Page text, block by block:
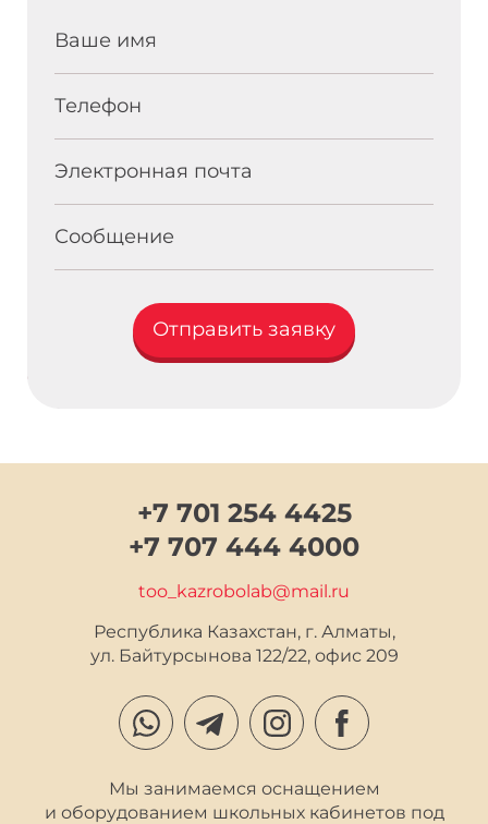
Ваше имя
Телефон
Электронная почта
Сообщение
Отправить заявку
+7 701 254 4425
+7 707 444 4000
too_kazrobolab@mail.ru
Республика Казахстан, г. Алматы,
ул. Байтурсынова 122/22, офис 209
Мы занимаемся оснащением
и оборудованием школьных кабинетов под